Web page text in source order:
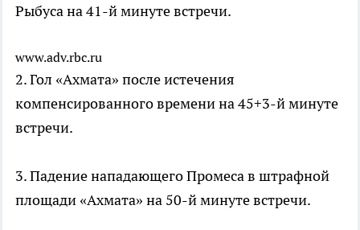
Рыбуса на 41-й минуте встречи.
www.adv.rbc.ru
2. Гол «Ахмата» после истечения
компенсированного времени на 45+3-й минуте
встречи.
3. Падение нападающего Промеса в штрафной
площади «Ахмата» на 50-й минуте встречи.